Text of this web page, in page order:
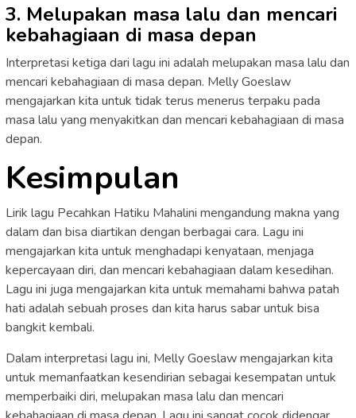
3. Melupakan masa lalu dan mencari
kebahagiaan di masa depan
Interpretasi ketiga dari lagu ini adalah melupakan masa lalu dan
mencari kebahagiaan di masa depan. Melly Goeslaw
mengajarkan kita untuk tidak terus menerus terpaku pada
masa lalu yang menyakitkan dan mencari kebahagiaan di masa
depan.
Kesimpulan
Lirik lagu Pecahkan Hatiku Mahalini mengandung makna yang
dalam dan bisa diartikan dengan berbagai cara. Lagu ini
mengajarkan kita untuk menghadapi kenyataan, menjaga
kepercayaan diri, dan mencari kebahagiaan dalam kesedihan.
Lagu ini juga mengajarkan kita untuk memahami bahwa patah
hati adalah sebuah proses dan kita harus sabar untuk bisa
bangkit kembali.
Dalam interpretasi lagu ini, Melly Goeslaw mengajarkan kita
untuk memanfaatkan kesendirian sebagai kesempatan untuk
memperbaiki diri, melupakan masa lalu dan mencari